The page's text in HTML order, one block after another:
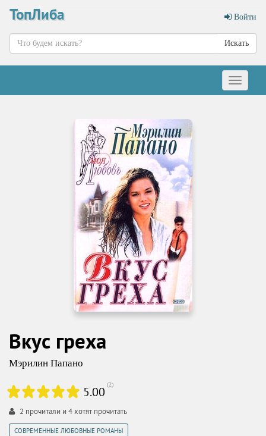
ТопЛиба Войти
Искать
Меню
Вкус греха
Мэрилин Папано
5.00 (2)
2 прочитали и 4хотят прочитать
СОВРЕМЕННЫЕ ЛЮБОВНЫЕ РОМАНЫ